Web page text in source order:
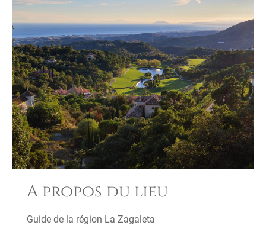
A propos du lieu
Guide de la région La Zagaleta